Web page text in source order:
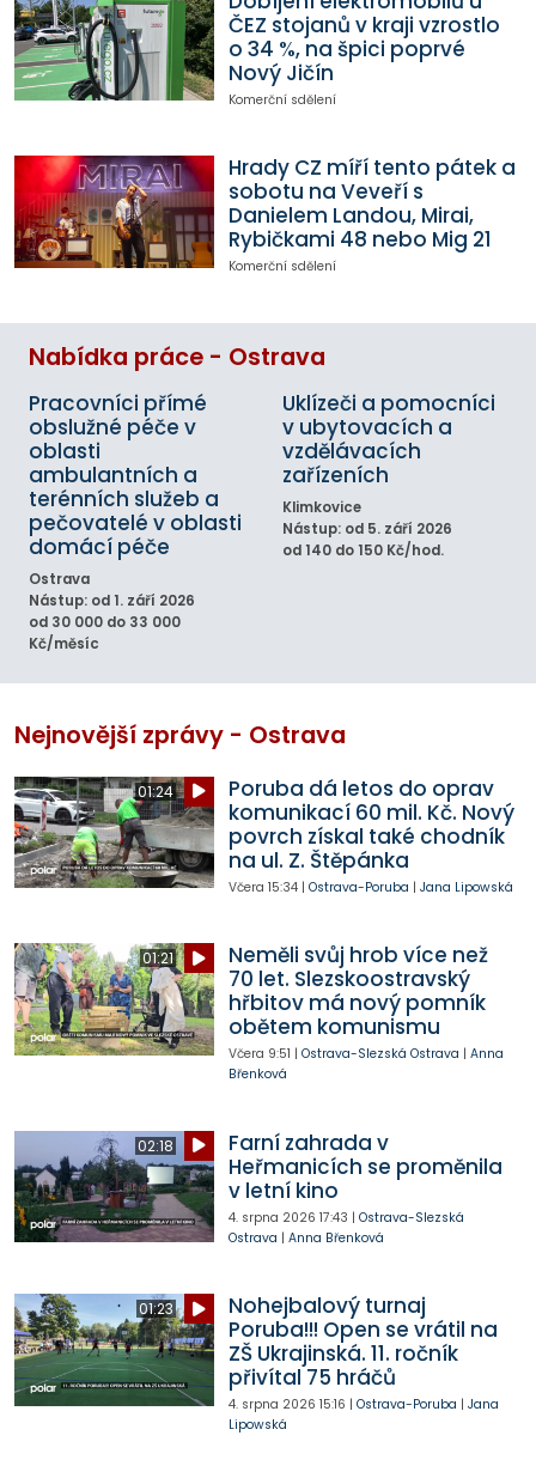
ČEZ stojanů v kraji vzrostlo
o 34 %, na špici poprvé
Nový Jičín
Komerční sdělení
Hrady CZ míří tento pátek a
sobotu na Veveří s
Danielem Landou, Mirai,
Rybičkami 48 nebo Mig 21
Komerční sdělení
Nabídka práce - Ostrava
Pracovníci přímé
obslužné péče v
oblasti
ambulantních a
terénních služeb a
pečovatelé v oblasti
domácí péče
Ostrava
Nástup: od 1. září 2026
od 30 000 do 33 000
Kč/měsíc
Uklízeči a pomocníci
v ubytovacích a
vzdělávacích
zařízeních
Klimkovice
Nástup: od 5. září 2026
od 140 do 150 Kč/hod.
Nejnovější zprávy - Ostrava
01:24
Poruba dá letos do oprav
komunikací 60 mil. Kč. Nový
povrch získal také chodník
na ul. Z. Štěpánka
Včera 15:34| Ostrava-Poruba | Jana Lipowská
01:21
Neměli svůj hrob více než
70 let. Slezskoostravský
hřbitov má nový pomník
obětem komunismu
Včera 9:51 | Ostrava-Slezská Ostrava | Anna
Břenková
02:18
Farní zahrada v
Heřmanicích se proměnila
v letní kino
4. srpna 2026 17:43 | Ostrava-Slezská
Ostrava | Anna Břenková
01:23
Nohejbalový turnaj
Poruba!!! Open se vrátil na
ZŠ Ukrajinská. 11. ročník
přivítal 75 hráčů
4. srpna 2026 15:16 | Ostrava-Poruba | Jana
Lipowská